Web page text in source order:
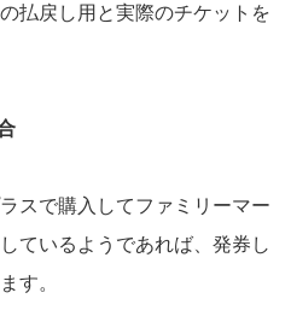
払戻し用と実際のチケットを
スで購入してファミリーマー
ているようであれば、発券し
す。